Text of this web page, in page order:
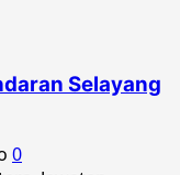
Selayang
0